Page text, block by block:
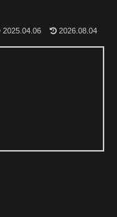
2025.04.06 2026.08.04